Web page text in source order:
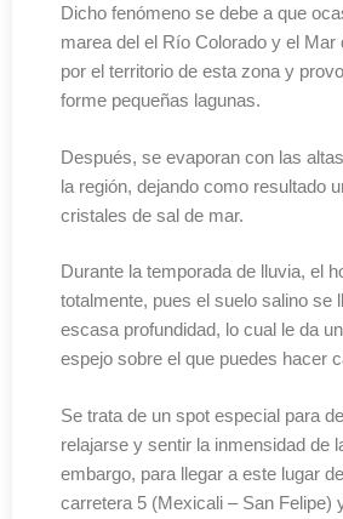
Dicho fenómeno se debe a que
marea del el Río Colorado y el Mar
por el territorio de esta zona y
forme pequeñas lagunas.
Después, se evaporan con las
la región, dejando como resultado
cristales de sal de mar.
Durante la temporada de lluvia, el
totalmente, pues el suelo salino se
escasa profundidad, lo cual le da
espejo sobre el que puedes hacer
Se trata de un spot especial para
relajarse y sentir la inmensidad de
embargo, para llegar a este lugar
carretera 5 (Mexicali – San Felipe)